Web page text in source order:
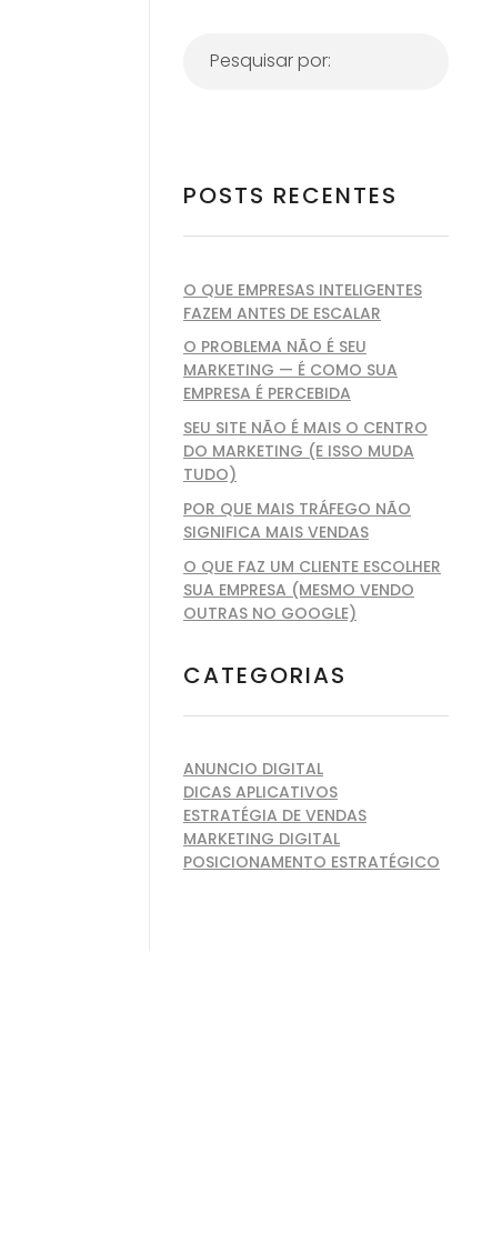
POSTS RECENTES
O QUE EMPRESAS INTELIGENTES
FAZEM ANTES DE ESCALAR
O PROBLEMA NÃO É SEU
MARKETING — É COMO SUA
EMPRESA É PERCEBIDA
SEU SITE NÃO É MAIS O CENTRO
DO MARKETING (E ISSO MUDA
TUDO)
POR QUE MAIS TRÁFEGO NÃO
SIGNIFICA MAIS VENDAS
O QUE FAZ UM CLIENTE ESCOLHER
SUA EMPRESA (MESMO VENDO
OUTRAS NO GOOGLE)
CATEGORIAS
ANUNCIO DIGITAL
DICAS APLICATIVOS
ESTRATÉGIA DE VENDAS
MARKETING DIGITAL
POSICIONAMENTO ESTRATÉGICO